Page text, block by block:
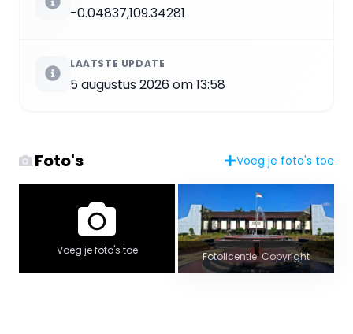
-0.04837,109.34281
LAATSTE UPDATE
5 augustus 2026 om 13:58
Foto's Voeg je foto's toe
Voeg je foto's toe Fotolicentie: Copyright